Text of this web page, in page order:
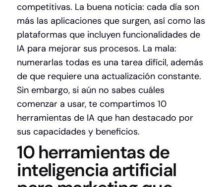
competitivas. La buena noticia: cada día son
más las aplicaciones que surgen, así como las
plataformas que incluyen funcionalidades de
IA para mejorar sus procesos. La mala:
numerarlas todas es una tarea difícil, además
de que requiere una actualización constante.
Sin embargo, si aún no sabes cuáles
comenzar a usar, te compartimos 10
herramientas de IA que han destacado por
sus capacidades y beneficios.
10 herramientas de
inteligencia artificial